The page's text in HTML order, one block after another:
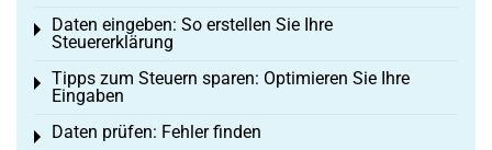
Daten eingeben: So erstellen Sie Ihre
Steuererklärung
Toggle menu
Tipps zum Steuern sparen: Optimieren Sie Ihre
Eingaben
Toggle menu
Daten prüfen: Fehler finden
Toggle menu